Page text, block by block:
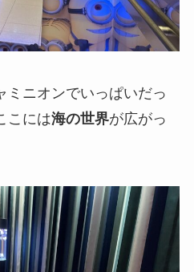
ミニオンでいっぱいだっ
こには海の世界が広がっ